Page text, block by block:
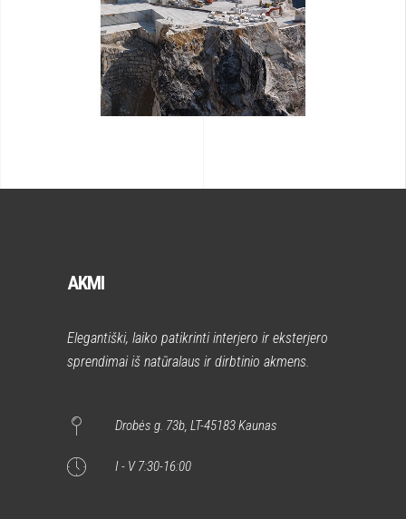
AKMI
Elegantiški, laiko patikrinti interjero ir eksterjero
sprendimai iš natūralaus ir dirbtinio akmens.
Drobės g. 73b, LT-45183 Kaunas
I - V 7:30-16:00